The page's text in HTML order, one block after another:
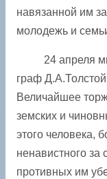
навязанной им
молодежь и
24 апреля
граф
Величайшее
земских и
этого человека,
ненавистного за
противных им